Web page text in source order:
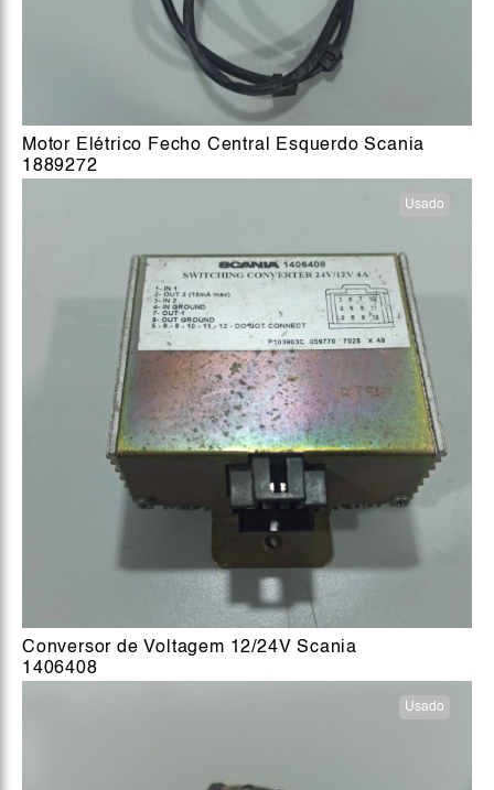
Motor Elétrico Fecho Central Esquerdo Scania
1889272
Usado
Conversor de Voltagem 12/24V Scania
1406408
Usado